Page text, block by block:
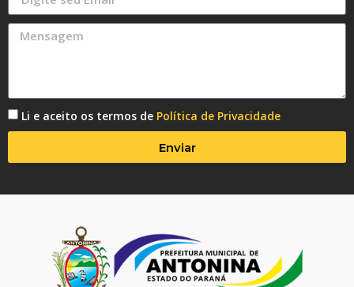
Li e aceito os termos de Política de Privacidade
Enviar